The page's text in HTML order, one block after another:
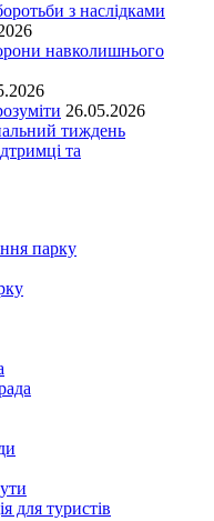
з наслідками
навколишнього
26.05.2026
тиждень
та
парку
для туристів